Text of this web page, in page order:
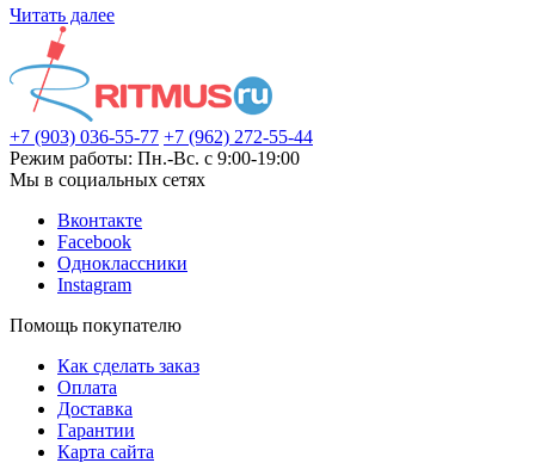
Читать далее
+7 (903) 036-55-77 +7 (962) 272-55-44
Режим работы: Пн.-Вс. с 9:00-19:00
Мы в социальных сетях
Вконтакте
Facebook
Одноклассники
Instagram
Помощь покупателю
Как сделать заказ
Оплата
Доставка
Гарантии
Карта сайта